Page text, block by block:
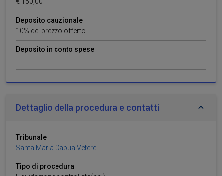
nostri partner che si occupano di analisi dei dati web,
pubblicità e social media, i quali potrebbero combinarle
con altre informazioni che ha fornito loro o che hanno
raccolto dal suo utilizzo dei loro servizi.
€ 150,00
Deposito cauzionale
10% del prezzo offerto
Deposito in conto spese
-
Dettaglio della procedura e contatti
Tribunale
Santa Maria Capua Vetere
Tipo di procedura